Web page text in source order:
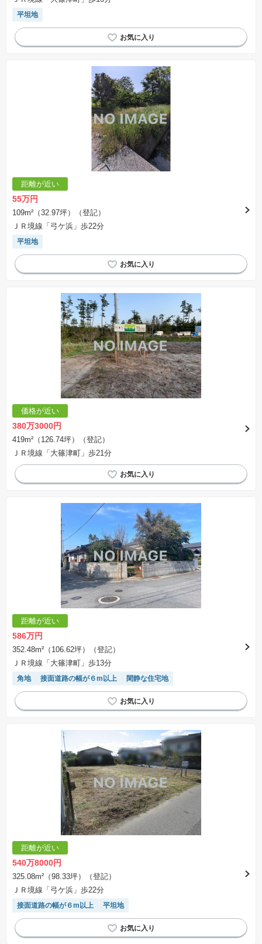
平坦地
距離が近い
55万円
109m²（32.97坪）（登記）
ＪＲ境線「弓ケ浜」歩22分
平坦地
価格が近い
380万3000円
419m²（126.74坪）（登記）
ＪＲ境線「大篠津町」歩21分
距離が近い
586万円
352.48m²（106.62坪）（登記）
ＪＲ境線「大篠津町」歩13分
角地 接面道路の幅が６m以上 閑静な住宅地
距離が近い
540万8000円
325.08m²（98.33坪）（登記）
ＪＲ境線「弓ケ浜」歩22分
接面道路の幅が６m以上 平坦地